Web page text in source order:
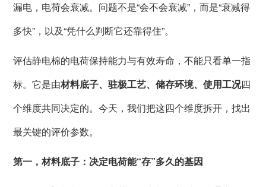
漏电，电荷会衰减。问题不是“会不会衰减”，而是“衰减得
多快”，以及“凭什么判断它还靠得住”。
评估静电棉的电荷保持能力与有效寿命，不能只看单一指
标。它是由材料底子、驻极工艺、储存环境、使用工况四
个维度共同决定的。今天，我们把这四个维度拆开，找出
最关键的评价参数。
第一，材料底子：决定电荷能“存”多久的基因